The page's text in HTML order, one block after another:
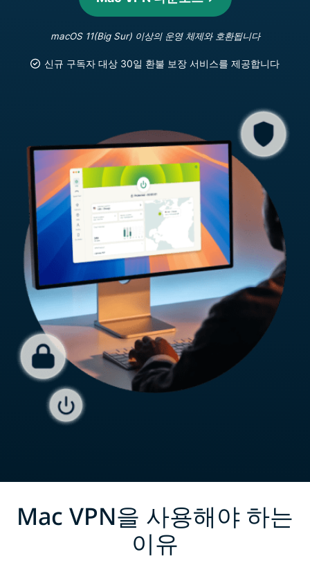
macOS 11(Big Sur) 이상의 운영 체제와 호환됩니다
신규 구독자 대상 30일 환불 보장 서비스를 제공합니다
Mac VPN을 사용해야 하는
이유